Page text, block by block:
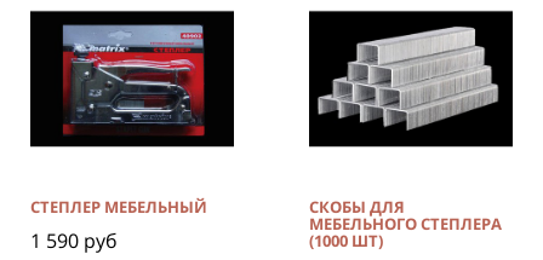
СТЕПЛЕР МЕБЕЛЬНЫЙ
1 590 руб
СКОБЫ ДЛЯ
МЕБЕЛЬНОГО СТЕПЛЕРА
(1000 ШТ)